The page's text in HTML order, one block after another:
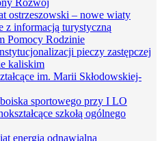
Rozwój
ostrzeszowski – nowe wiaty
z informacją turystyczną
Pomocy Rodzinie
pieczy zastępczej
kaliskim
im. Marii Skłodowskiej-
sportowego przy I LO
szkołą ogólnego
energią odnawialną